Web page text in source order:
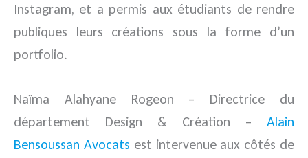
Instagram, et a permis aux étudiants de rendre
publiques leurs créations sous la forme d’un
portfolio.
Naïma Alahyane Rogeon – Directrice du
département Design & Création – Alain
Bensoussan Avocats est intervenue aux côtés de